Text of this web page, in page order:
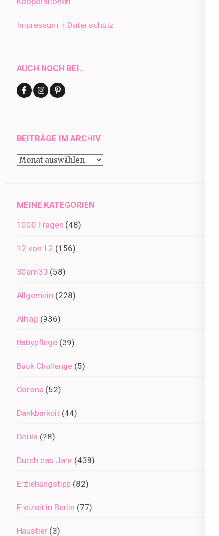
Impressum + Datenschutz
AUCH NOCH BEI..
BEITRÄGE IM ARCHIV
Beiträge
MEINE KATEGORIEN
1000 Fragen (48)
12 von 12 (156)
30am30 (58)
Allgemein (228)
Alltag (936)
Babypflege (39)
Back Challenge (5)
Corona (52)
Dankbarkeit (44)
Doula (28)
Durch das Jahr (438)
Erziehungstipp (82)
Freizeit in Berlin (77)
Haustier (3)